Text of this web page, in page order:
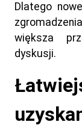
Dlatego
większa
dyskusji.